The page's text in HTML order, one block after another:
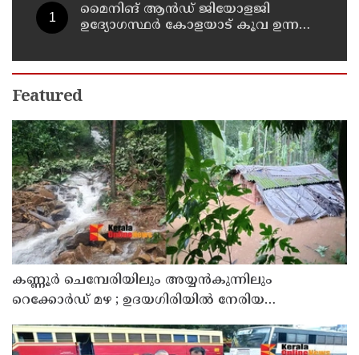
മൈനിങ് ആൻഡ്​ ജിയോളജി
ഉദ്യോഗസ്ഥർ കോളയാട് കൂവ ഉന്നതി
Featured
കണ്ണൂർ ചെമ്പേരിയിലും അയ്യൻകുന്നിലും
റെക്കോർഡ് മഴ ; ഉദയഗിരിയിൽ നേരിയ